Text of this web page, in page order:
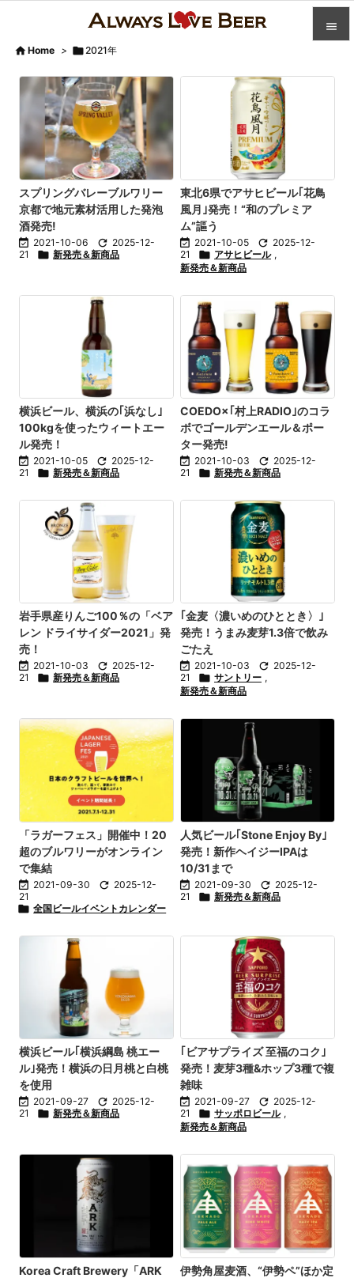


次へ
 Home > 2021年
スプリングバレーブルワリー
京都で地元素材活用した発泡
酒発売!
 2021-10-06  2025-12-
21
 新発売＆新商品
東北6県でアサヒビール｢花鳥
風月｣発売！“和のプレミア
ム”謳う
 2021-10-05  2025-12-
21
 アサヒビール ,
新発売＆新商品
横浜ビール、横浜の｢浜なし｣
100kgを使ったウィートエー
ル発売！
 2021-10-05  2025-12-
21
 新発売＆新商品
COEDO×｢村上RADIO｣のコラ
ボでゴールデンエール＆ポー
ター発売!
 2021-10-03  2025-12-
21
 新発売＆新商品
岩手県産りんご100％の「ベア
レン ドライサイダー2021」発
売！
 2021-10-03  2025-12-
21
 新発売＆新商品
｢金麦〈濃いめのひととき〉｣
発売！うまみ麦芽1.3倍で飲み
ごたえ
 2021-10-03  2025-12-
21
 サントリー ,
新発売＆新商品
「ラガーフェス」開催中！20
超のブルワリーがオンライン
で集結
 2021-09-30  2025-12-
21
 全国ビールイベントカレンダー
人気ビール｢Stone Enjoy By｣
発売！新作ヘイジーIPAは
10/31まで
 2021-09-30  2025-12-
21
 新発売＆新商品
横浜ビール｢横浜綱島 桃エー
ル｣発売！横浜の日月桃と白桃
を使用
 2021-09-27  2025-12-
21
 新発売＆新商品
｢ビアサプライズ 至福のコク｣
発売！麦芽3種&ホップ3種で複
雑味
 2021-09-27  2025-12-
21
 サッポロビール ,
新発売＆新商品
Korea Craft Brewery「ARK
伊勢角屋麦酒、“伊勢ペ”ほか定